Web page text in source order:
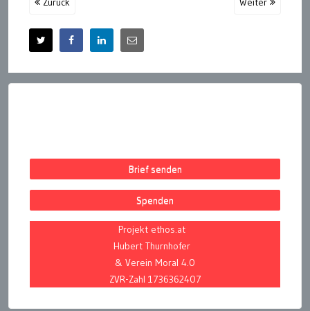
Brief senden
Spenden
Projekt ethos.at
Hubert Thurnhofer
& Verein Moral 4.0
ZVR-Zahl 1736362407